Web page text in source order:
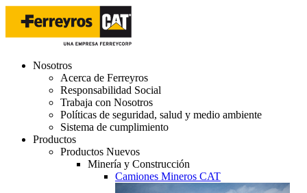
Nosotros
Acerca de Ferreyros
Responsabilidad Social
Trabaja con Nosotros
Políticas de seguridad, salud y medio ambiente
Sistema de cumplimiento
Productos
Productos Nuevos
Minería y Construcción
Camiones Mineros CAT